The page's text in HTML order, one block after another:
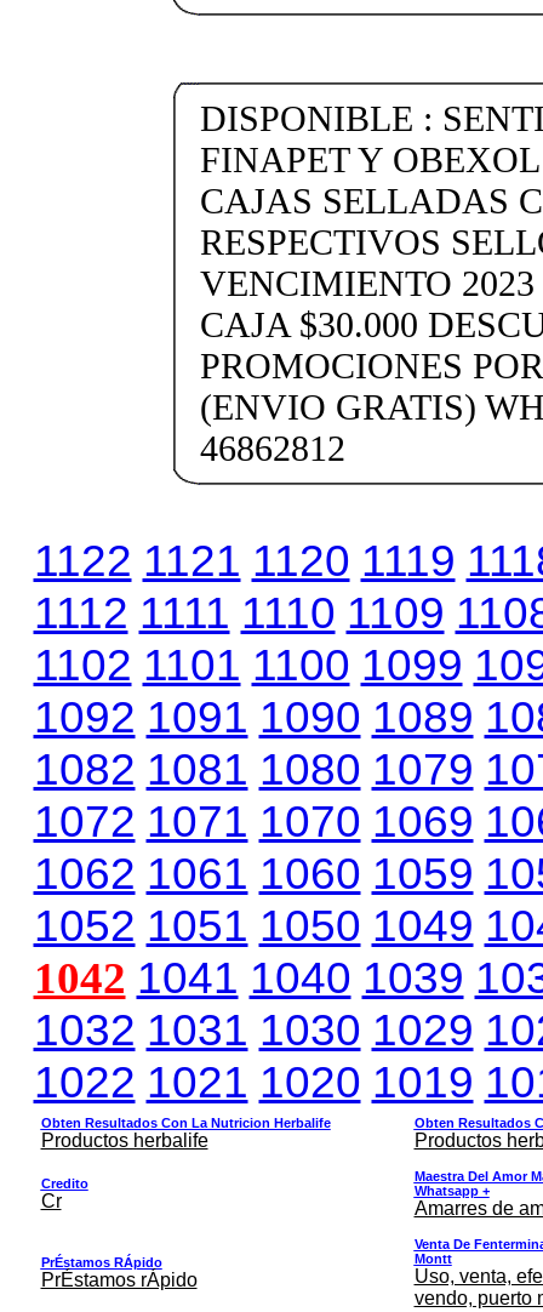
DISPONIBLE :
FINAPET Y
CAJAS SELLADAS
RESPECTIVOS
VENCIMIENTO
CAJA $30.000
PROMOCIONES
(ENVIO GRATIS)
46862812
1122 1121 1120 1119
1112 1111 1110 1109
1102 1101 1100 1099
1092 1091 1090 1089
1082 1081 1080 1079
1072 1071 1070 1069
1062 1061 1060 1059
1052 1051 1050 1049
1042 1041 1040 1039
1032 1031 1030 1029
1022 1021 1020 1019
Obten Resultados Con La Nutricion Herbalife
Productos herbalife
Obten Resultados
Productos
Credito
Cr
Maestra Del Amor
Whatsapp +
Amarres de
PrÉstamos RÁpido
PrÉstamos rÁpido
Venta De
Montt
Uso, venta,
vendo, puerto